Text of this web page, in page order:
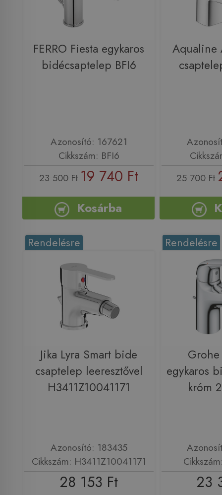
FERRO Fiesta egykaros
bidécsaptelep BFI6
Azonosító: 167621
Cikkszám: BFI6
23 500 Ft 19 740 Ft
Kosárba
Aqualine
25 700 Ft
Rendelésre
Jika Lyra Smart bide
csaptelep leeresztővel
H3411Z10041171
Azonosító: 183435
Cikkszám: H3411Z10041171
28 153 Ft
Rendelésre
egykaros
króm
23